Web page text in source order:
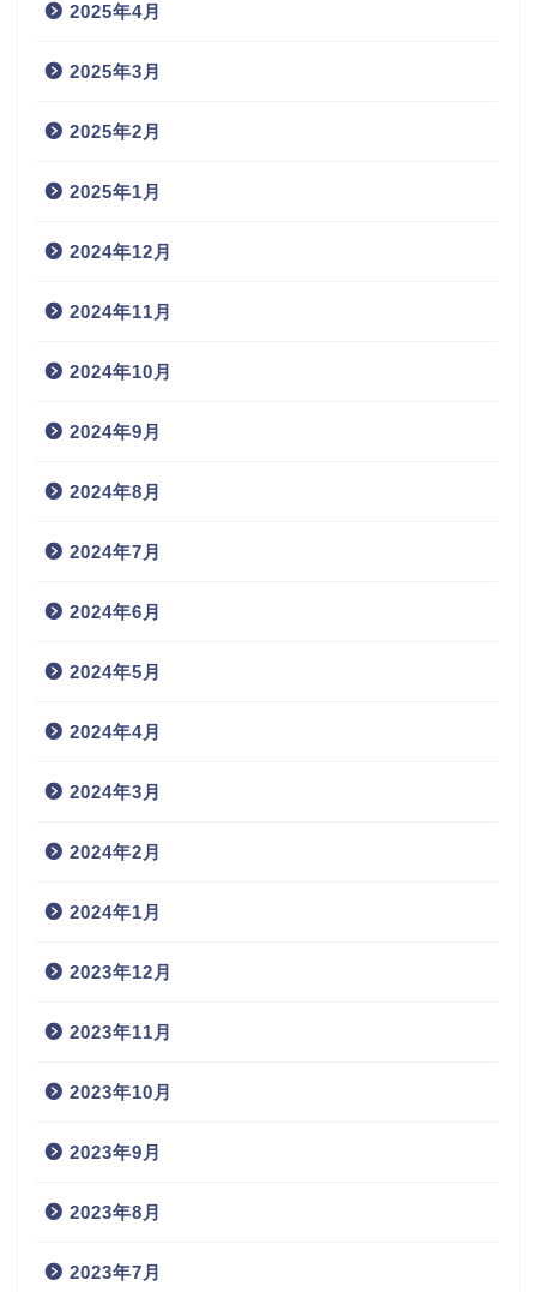
2025年4月
2025年3月
2025年2月
2025年1月
2024年12月
2024年11月
2024年10月
2024年9月
2024年8月
2024年7月
2024年6月
2024年5月
2024年4月
2024年3月
2024年2月
2024年1月
2023年12月
2023年11月
2023年10月
2023年9月
2023年8月
2023年7月